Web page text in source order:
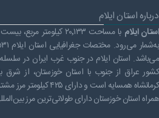
درباره استان ایلام
استان ایلام
با مساحت ۲۰٬۱۳۳
می‌باشد. استان ایلام در جنوب غرب ایران در
کشور عراق از جنوب با استان خوزستان، از شرق
کرمانشاه همسایه است و
همراه استان خوزستان دارای طولانی‌ترین مرز